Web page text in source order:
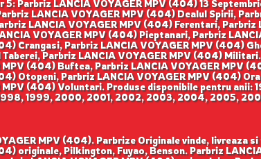
Parbriz LANCIA VOYAGER MPV (404) 13
LANCIA VOYAGER MPV (404) Dealul Spirii,
LANCIA VOYAGER MPV (404) Ferentari,
VOYAGER MPV (404) Pieptanari, Parbriz
Crangasi, Parbriz LANCIA VOYAGER MPV (404)
Parbriz LANCIA VOYAGER MPV (404)
MPV (404) Buftea, Parbriz LANCIA VOYAGER MPV
Otopeni, Parbriz LANCIA VOYAGER MPV (404)
MPV (404) Voluntari. Produse disponibile pentru anii:
1999, 2000, 2001, 2002, 2003, 2004, 2005,
MPV (404). Parbrize Originale vinde, livreaza
originale, Pilkington, Fuyao, Benson. Parbriz